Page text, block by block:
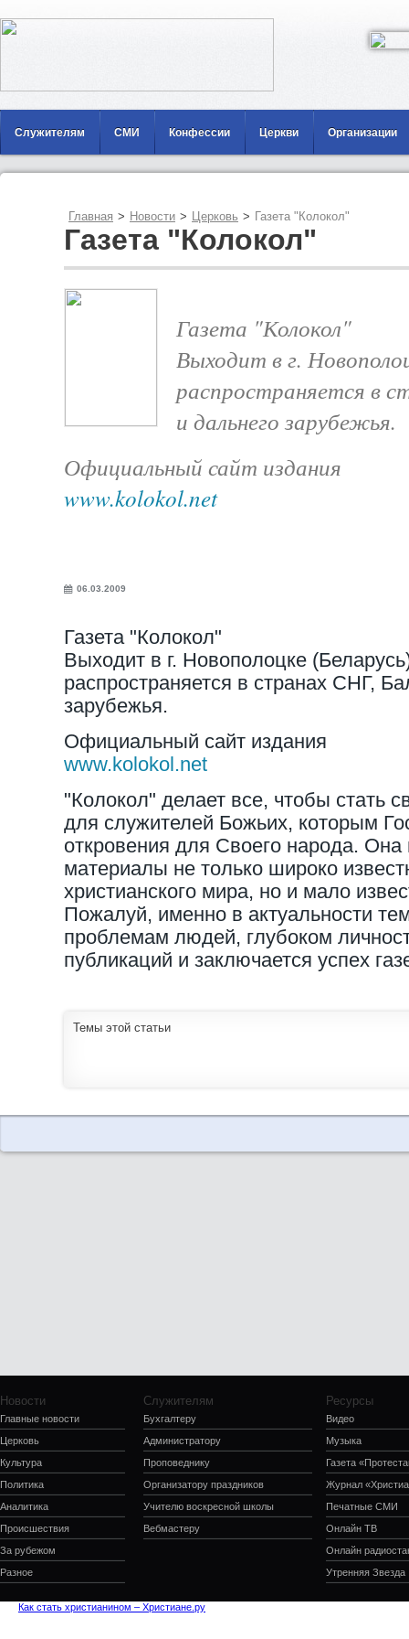
Служителям СМИ Конфессии Церкви Организации
Главная > Новости > Церковь > Газета "Колокол"
Газета "Колокол"
Газета "Колокол"
Выходит в г.
распространяется в
и дальнего зарубежья.
Официальный сайт издания
www.kolokol.net
06.03.2009
Газета "Колокол"
Выходит в г. Новополоцке
распространяется в странах СНГ,
зарубежья.
Официальный сайт издания
www.kolokol.net
"Колокол" делает все, чтобы стать
для служителей Божьих, которым
откровения для Своего народа. Она
материалы не только широко
христианского мира, но и мало
Пожалуй, именно в актуальности
проблемам людей, глубоком
публикаций и заключается успех
Темы этой статьи
Новости
Главные новости
Церковь
Культура
Политика
Аналитика
Происшествия
За рубежом
Разное
Служителям
Бухгалтеру
Администратору
Проповеднику
Организатору праздников
Учителю воскресной школы
Вебмастеру
Ресурсы
Видео
Музыка
Газета
Журнал
Печатные СМИ
Онлайн ТВ
Онлайн
Утренняя Звезда
Как стать христианином – Христиане.ру